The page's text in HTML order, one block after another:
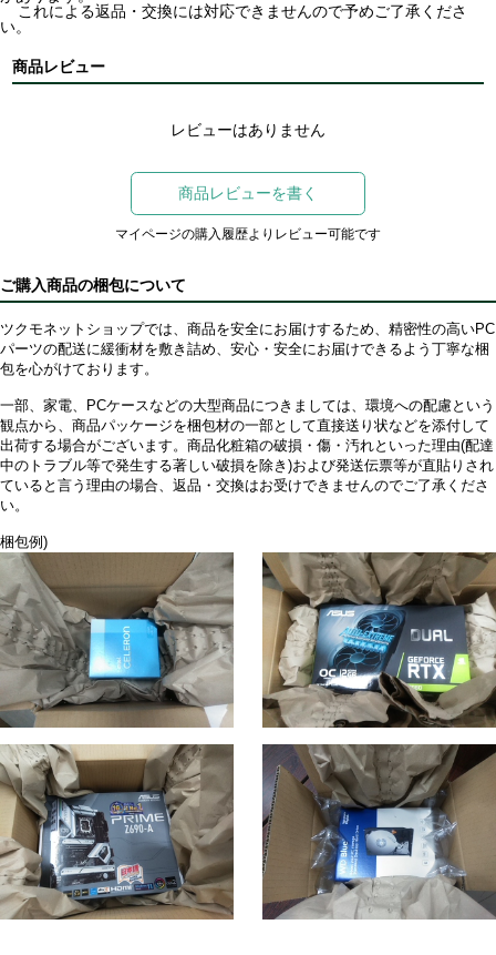
これによる返品・交換には対応できませんので予めご了承くださ
い。
商品レビュー
レビューはありません
商品レビューを書く
マイページの購入履歴よりレビュー可能です
ご購入商品の梱包について
ツクモネットショップでは、商品を安全にお届けするため、精密性の高いPC
パーツの配送に緩衝材を敷き詰め、安心・安全にお届けできるよう丁寧な梱
包を心がけております。
一部、家電、PCケースなどの大型商品につきましては、環境への配慮という
観点から、商品パッケージを梱包材の一部として直接送り状などを添付して
出荷する場合がございます。商品化粧箱の破損・傷・汚れといった理由(配達
中のトラブル等で発生する著しい破損を除き)および発送伝票等が直貼りされ
ていると言う理由の場合、返品・交換はお受けできませんのでご了承くださ
い。
梱包例)